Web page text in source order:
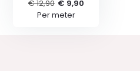
€ 12,90 € 9,90
Per meter